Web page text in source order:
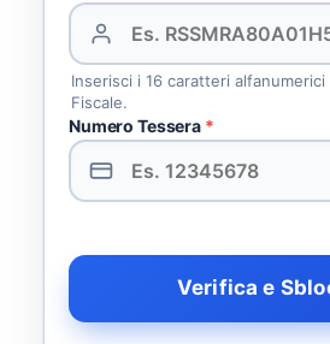
Inserisci i 16 caratteri
Fiscale.
Numero Tessera *
Verifica e